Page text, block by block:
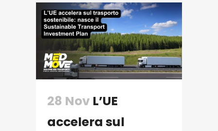
28 Nov L’UE
accelera sul